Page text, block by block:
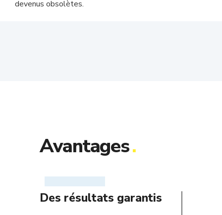
devenus obsolètes.
Avantages.
Des résultats garantis